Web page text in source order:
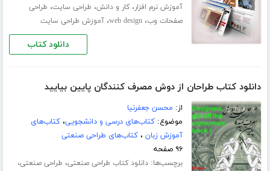
آموزش نرم افزار،کار و دانش، طراحی سایت، طراحی
صفحات وب،web design،آموزش طراحی سایت
دانلود کتاب
دانلود کتاب طراحان از دوش مصرف کنندگان پایین بیایید
از: محسن جعفرنیا
موضوع:کتاب‌های درسی و دانشجویی،کتاب‌های
آموزش زبان ،کتاب‌های طراحی صنعتی
۹۶ صفحه
برچسب‌ها:دانلود کتاب طراحی صنعتی، طراحی صنعتی،